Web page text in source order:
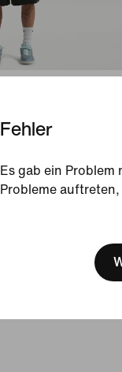
Fehler
Es gab ein Problem
Probleme